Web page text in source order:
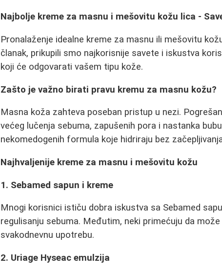
Najbolje kreme za masnu i mešovitu kožu lica -
Pronalaženje idealne kreme za masnu ili mešovitu
članak, prikupili smo najkorisnije savete i iskustva
koji će odgovarati vašem tipu kože.
Zašto je važno birati pravu kremu za masnu kožu?
Masna koža zahteva poseban pristup u nezi.
većeg lučenja sebuma, zapušenih pora i nastanka
nekomedogenih formula koje hidriraju bez
Najhvaljenije kreme za masnu i mešovitu kožu
1. Sebamed sapun i kreme
Mnogi korisnici ističu dobra iskustva sa Sebamed
regulisanju sebuma. Međutim, neki primećuju da
svakodnevnu upotrebu.
2. Uriage Hyseac emulzija